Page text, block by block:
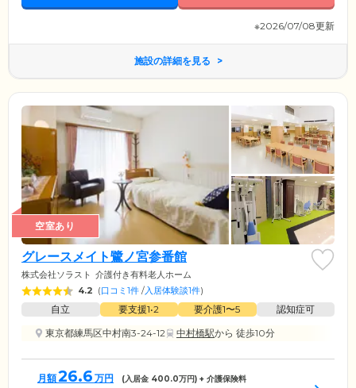
※2026/07/08更新
施設の詳細を見る
空室あり
グレースメイト鷺ノ宮参番館
株式会社ソラスト 介護付き有料老人ホーム
4.2 (口コミ1件 /入居体験談1件)
自立 要支援1•2 要介護1〜5
認知症可
東京都練馬区中村南3-24-12
中村橋駅から 徒歩10分
月額26.6 万円 (入居金 400.0万円) + 介護保険料